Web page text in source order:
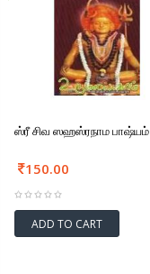
ஸ்ரீ சிவ ஸஹஸ்ரநாம பாஷ்யம்
150.00
ADD TO CART